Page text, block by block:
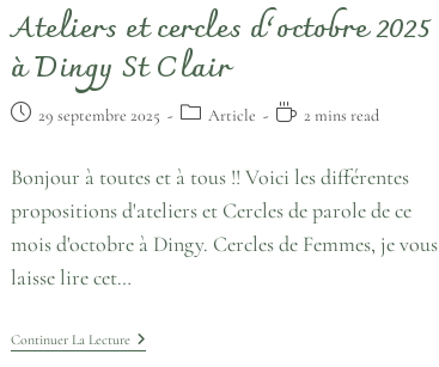
Ateliers et cercles d’octobre 2025
à Dingy St Clair
29 septembre 2025 Article 2 mins read
Bonjour à toutes et à tous !! Voici les différentes
propositions d'ateliers et Cercles de parole de ce
mois d'octobre à Dingy. Cercles de Femmes, je vous
laisse lire cet…
Continuer La Lecture